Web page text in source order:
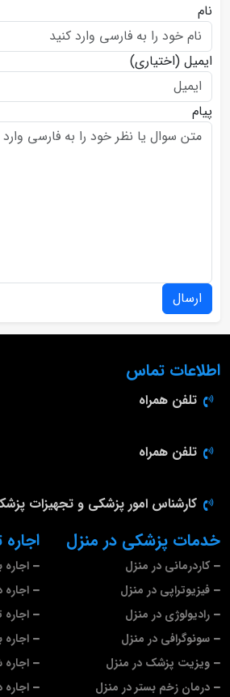
نام
ایمیل (اختیاری)
پیام
ارسال
اجاره
خدمات پزشکی در منزل
کاردرمانی در منزل
فیزیوتراپی در منزل
رادیولوژی در منزل
سونوگرافی در منزل
ویزیت پزشک در منزل
درمان زخم بستر در منزل
اطلاعات تماس
تلفن همراه
تلفن همراه
کارشناس امور پزشکی و تجهیزات